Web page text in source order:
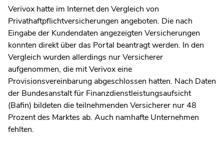
Verivox hatte im Internet den Vergleich von
Privathaftpflichtversicherungen angeboten. Die nach
Eingabe der Kundendaten angezeigten Versicherungen
konnten direkt über das Portal beantragt werden. In den
Vergleich wurden allerdings nur Versicherer
aufgenommen, die mit Verivox eine
Provisionsvereinbarung abgeschlossen hatten. Nach Daten
der Bundesanstalt für Finanzdienstleistungsaufsicht
(Bafin) bildeten die teilnehmenden Versicherer nur 48
Prozent des Marktes ab. Auch namhafte Unternehmen
fehlten.